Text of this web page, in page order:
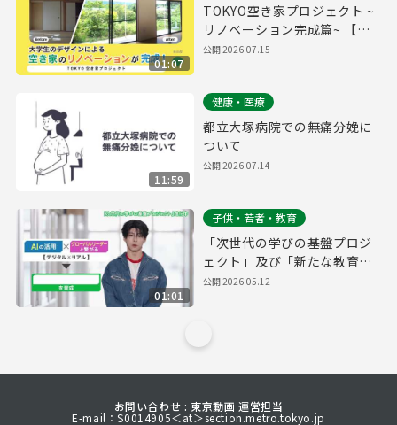
01:07
TOKYO空き家プロジェクト ~
リノベーション完成篇~ 【字
幕有り】
公開2026.07.15
11:59
健康・医療
都立大塚病院での無痛分娩に
ついて
公開2026.07.14
01:01
子供・若者・教育
「次世代の学びの基盤プロジ
ェクト」及び「新たな教育の
スタイル」の実施校（仮称）
公開2026.05.12
お問い合わせ : 東京動画 運営担当
E-mail：S0014905＜at＞section.metro.tokyo.jp